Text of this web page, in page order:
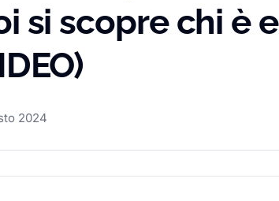
si scopre chi è
2024